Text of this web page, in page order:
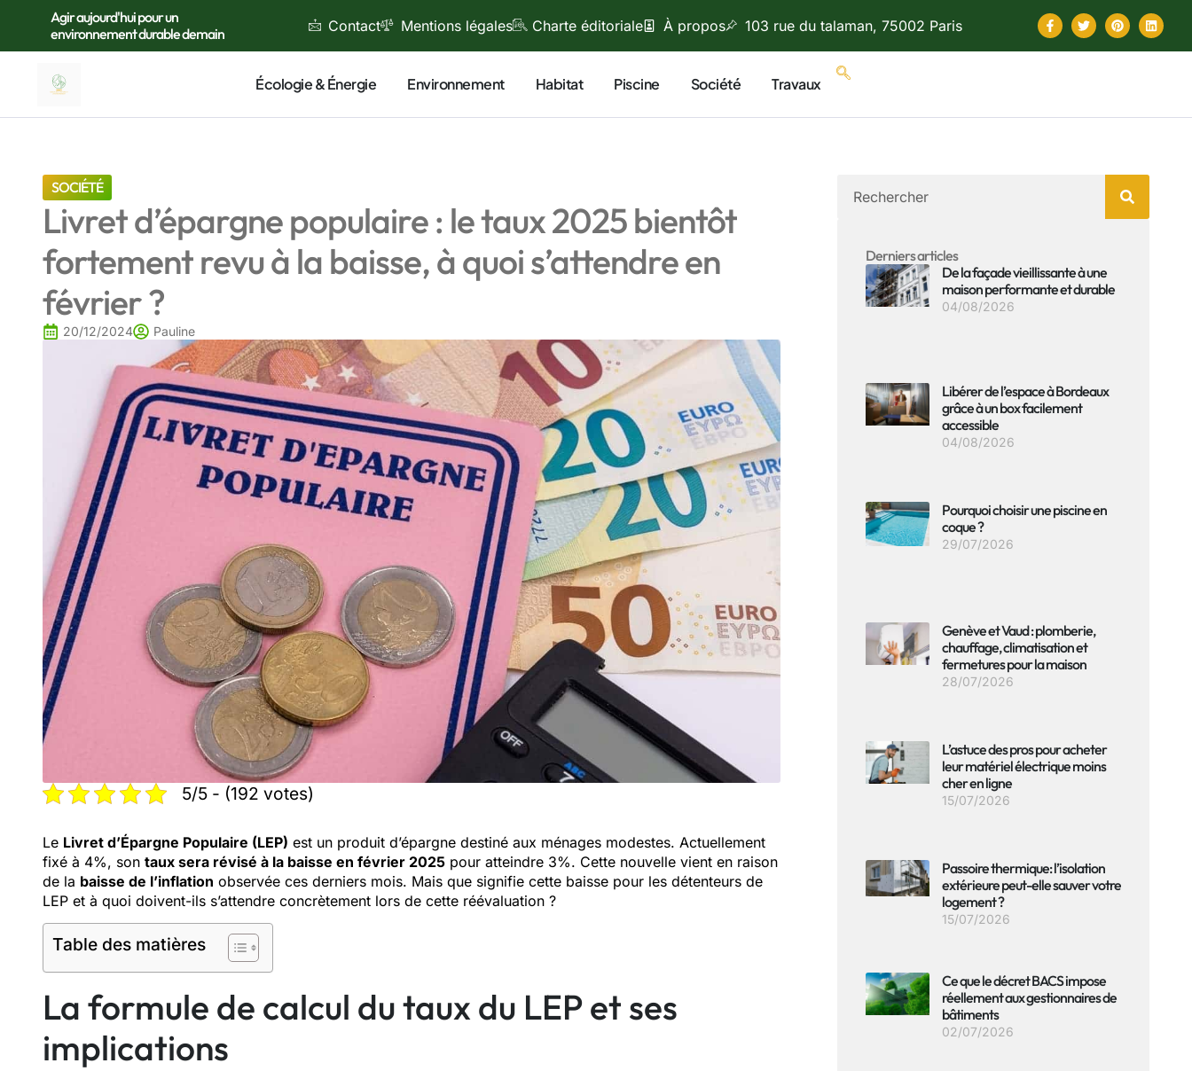
Agir aujourd'hui pour un
environnement durable demain
Contact Mentions légales Charte éditoriale À propos 103 rue du talaman, 75002 Paris
Écologie & Énergie Environnement Habitat Piscine Société Travaux
SOCIÉTÉ
Livret d’épargne populaire : le taux 2025 bientôt
fortement revu à la baisse, à quoi s’attendre en
février ?
20/12/2024 Pauline
5/5 - (192 votes)
Le Livret d’Épargne Populaire (LEP) est un produit d’épargne destiné aux ménages modestes. Actuellement
fixé à 4%, son taux sera révisé à la baisse en février 2025 pour atteindre 3%. Cette nouvelle vient en raison
de la baisse de l’inflation observée ces derniers mois. Mais que signifie cette baisse pour les détenteurs de
LEP et à quoi doivent-ils s’attendre concrètement lors de cette réévaluation ?
Table des matières
La formule de calcul du taux du LEP et ses
implications
Derniers articles
De la façade vieillissante à une
maison performante et durable
04/08/2026
Libérer de l’espace à Bordeaux
grâce à un box facilement
accessible
04/08/2026
Pourquoi choisir une piscine en
coque ?
29/07/2026
Genève et Vaud : plomberie,
chauffage, climatisation et
fermetures pour la maison
28/07/2026
L’astuce des pros pour acheter
leur matériel électrique moins
cher en ligne
15/07/2026
Passoire thermique: l’isolation
extérieure peut-elle sauver votre
logement ?
15/07/2026
Ce que le décret BACS impose
réellement aux gestionnaires de
bâtiments
02/07/2026